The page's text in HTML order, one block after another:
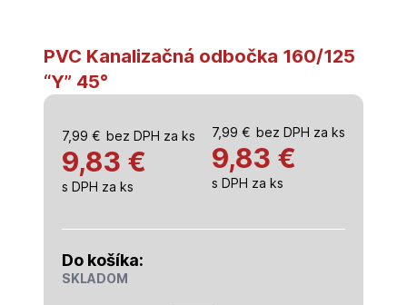
PVC Kanalizačná odbočka 160/125
“Y” 45°
7,99 € bez DPH za ks
9,83 €
s DPH za ks
7,99 € bez DPH za ks
9,83 €
s DPH za ks
Do košíka:
SKLADOM